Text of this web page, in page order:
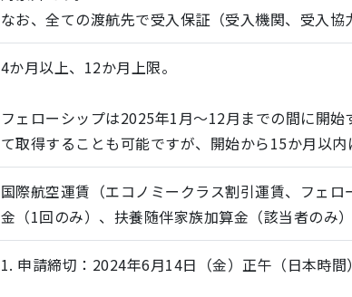
なお、全ての渡航先で受入保証（受入機関、受入協
4か月以上、12か月上限。
フェローシップは2025年1月～12月までの間に開
て取得することも可能ですが、開始から15か月以内
国際航空運賃（エコノミークラス割引運賃、フェ
金（1回のみ）、扶養随伴家族加算金（該当者のみ
1. 申請締切：2024年6月14日（金）正午（日本時間）